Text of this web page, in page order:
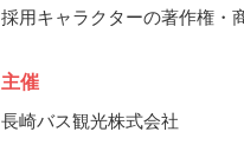
採用キャラクターの著作権・
主催
長崎バス観光株式会社